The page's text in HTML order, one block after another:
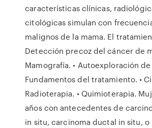
características clínicas,
citológicas simulan con
malignos de la mama. El
Detección precoz del cáncer de
Mamografía. • Autoexploración de
Fundamentos del tratamiento. •
Radioterapia. • Quimioterapia.
años con antecedentes de
in situ, carcinoma ductal in situ, o